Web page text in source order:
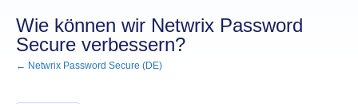
Wie können wir Netwrix Password
Secure verbessern?
← Netwrix Password Secure (DE)